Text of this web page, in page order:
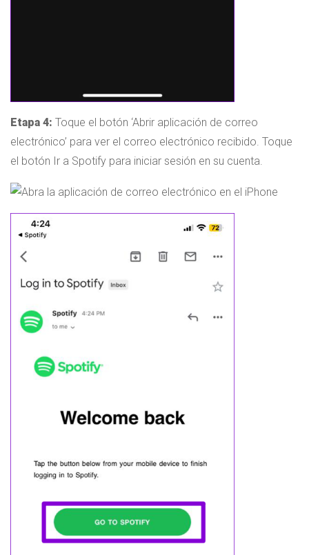
Etapa 4: Toque el botón ‘Abrir aplicación de correo
electrónico’ para ver el correo electrónico recibido. Toque
el botón Ir a Spotify para iniciar sesión en su cuenta.